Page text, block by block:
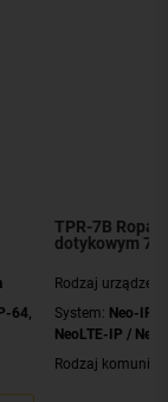
64,
TPR-7B
dotykowym 7
Rodzaj
System: Neo-IP /
NeoLTE-IP /
Rodzaj